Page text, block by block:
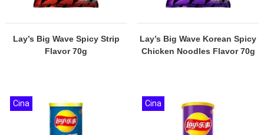
Lay’s Big Wave Spicy Strip
Flavor 70g
Lay’s Big Wave Korean Spicy
Chicken Noodles Flavor 70g
Cina Cina